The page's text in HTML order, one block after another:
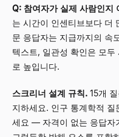
Q: 참여자가 실제 사람인지
는 시간이 인센티브보다 더
문 응답자는 지급까지의 속
텍스트, 일관성 확인은 모
로 높입니다.
스크리너 설계 규칙. 15개
지하세요. 인구 통계학적
세요 — 자격이 없는 응답자